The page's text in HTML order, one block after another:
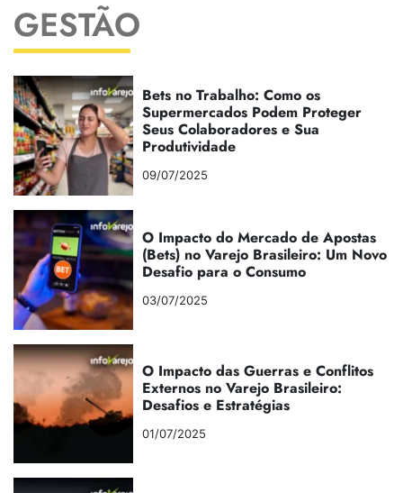
GESTÃO
Bets no Trabalho: Como os
Supermercados Podem Proteger
Seus Colaboradores e Sua
Produtividade
09/07/2025
O Impacto do Mercado de Apostas
(Bets) no Varejo Brasileiro: Um Novo
Desafio para o Consumo
03/07/2025
O Impacto das Guerras e Conflitos
Externos no Varejo Brasileiro:
Desafios e Estratégias
01/07/2025